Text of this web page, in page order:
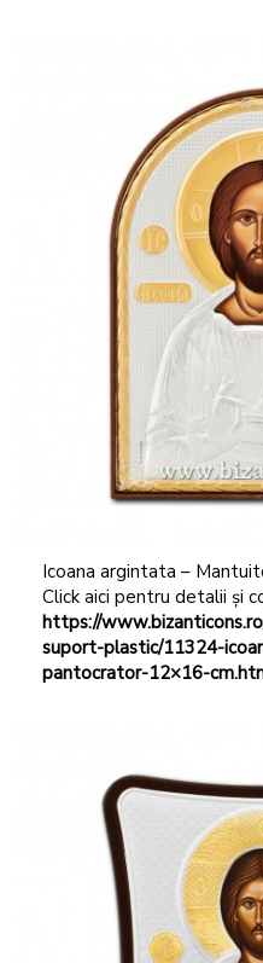
Icoana argintata –
Click aici pentru detalii și
https://
suport-plastic/11324-
pantocrator-12×16-